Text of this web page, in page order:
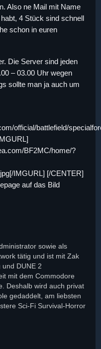
Also ne Mail mit Name
4 Stück sind schnell
schon in euren
Die Server sind jeden
– 03.00 Uhr wegen
sollte man ja auch um
official/battlefield/
BF2MC/home/?
IMGURL] [/CENTER]
auf das Bild
sowie als
tätig und ist mit Zak
DUNE 2
mit dem Commodore
Deshalb wird auch privat
gedaddelt, am liebsten
Sci-Fi Survival-Horror